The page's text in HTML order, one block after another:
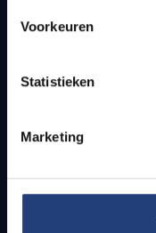
Voorkeuren
Statistieken
Marketing
Bereikbaarheid